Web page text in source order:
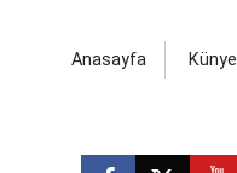
Anasayfa Künye